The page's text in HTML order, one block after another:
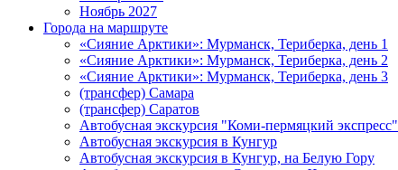
Ноябрь 2027
Города на маршруте
«Сияние Арктики»: Мурманск, Териберка, день 1
«Сияние Арктики»: Мурманск, Териберка, день 2
«Сияние Арктики»: Мурманск, Териберка, день 3
(трансфер) Самара
(трансфер) Саратов
Автобусная экскурсия "Коми-пермяцкий экспресс"
Автобусная экскурсия в Кунгур
Автобусная экскурсия в Кунгур, на Белую Гору